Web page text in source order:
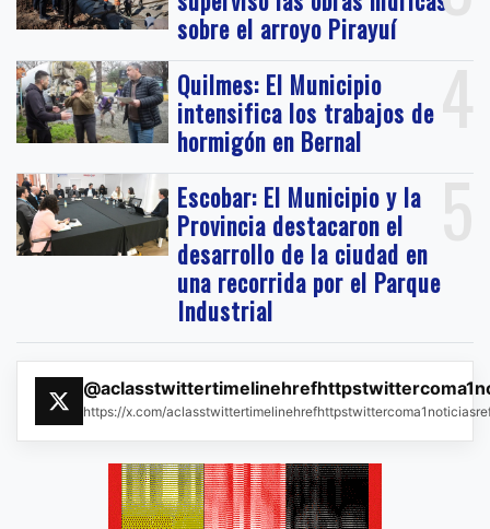
sobre el arroyo Pirayuí
4
Quilmes: El Municipio
intensifica los trabajos de
hormigón en Bernal
5
Escobar: El Municipio y la
Provincia destacaron el
desarrollo de la ciudad en
una recorrida por el Parque
Industrial
https://x.com/